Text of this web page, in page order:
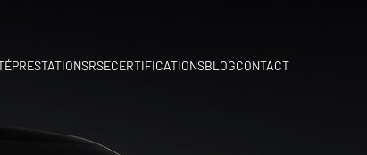
PRESTATIONSRSECERTIFICATIONSBLOGCONTACT